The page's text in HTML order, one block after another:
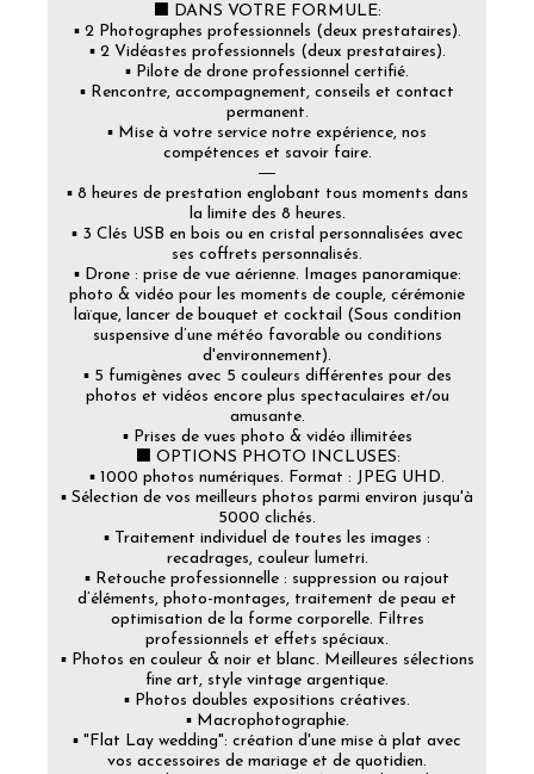
⬛ DANS VOTRE FORMULE:
▪️ 2 Photographes professionnels (deux prestataires).
▪️ 2 Vidéastes professionnels (deux prestataires).
▪️ Pilote de drone professionnel certifié.
▪️ Rencontre, accompagnement, conseils et contact
permanent.
▪️ Mise à votre service notre expérience, nos
compétences et savoir faire.
―
▪️ 8 heures de prestation englobant tous moments dans
la limite des 8 heures.
▪️ 3 Clés USB en bois ou en cristal personnalisées avec
ses coffrets personnalisés.
▪️ Drone : prise de vue aérienne. Images panoramique:
photo & vidéo pour les moments de couple, cérémonie
laïque, lancer de bouquet et cocktail (Sous condition
suspensive d’une météo favorable ou conditions
d'environnement).
▪️ 5 fumigènes avec 5 couleurs différentes pour des
photos et vidéos encore plus spectaculaires et/ou
amusante.
▪️ Prises de vues photo & vidéo illimitées
⬛ OPTIONS PHOTO INCLUSES:
▪️ 1000 photos numériques. Format : JPEG UHD.
▪️ Sélection de vos meilleurs photos parmi environ jusqu'à
5000 clichés.
▪️ Traitement individuel de toutes les images :
recadrages, couleur lumetri.
▪️ Retouche professionnelle : suppression ou rajout
d’éléments, photo-montages, traitement de peau et
optimisation de la forme corporelle. Filtres
professionnels et effets spéciaux.
▪️ Photos en couleur & noir et blanc. Meilleures sélections
fine art, style vintage argentique.
▪️ Photos doubles expositions créatives.
▪️ Macrophotographie.
▪️ "Flat Lay wedding": création d'une mise à plat avec
vos accessoires de mariage et de quotidien.